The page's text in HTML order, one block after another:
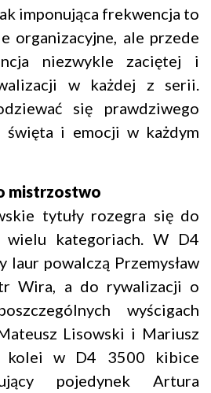
imponująca frekwencja to
organizacyjne, ale przede
niezwykle zaciętej i
w każdej z serii.
się prawdziwego
święta i emocji w każdym
mistrzostwo
tytuły rozegra się do
wielu kategoriach. W D4
laur powalczą Przemysław
Wira, a do rywalizacji o
wyścigach
Lisowski i Mariusz
kolei w D4 3500 kibice
pojedynek Artura